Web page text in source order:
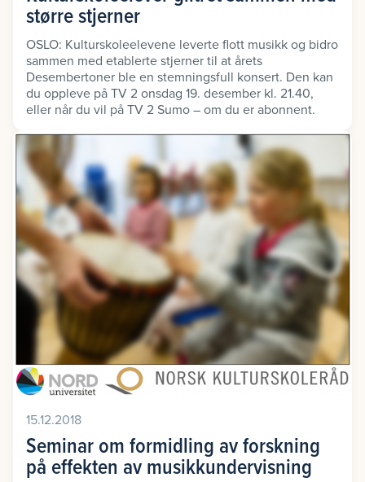
større stjerner
OSLO: Kulturskoleelevene leverte flott musikk og bidro
sammen med etablerte stjerner til at årets
Desembertoner ble en stemningsfull konsert. Den kan
du oppleve på TV 2 onsdag 19. desember kl. 21.40,
eller når du vil på TV 2 Sumo – om du er abonnent.
15.12.2018
Seminar om formidling av forskning
på effekten av musikkundervisning